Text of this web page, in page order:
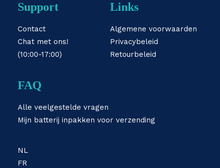
Support
Contact
Chat met ons!
(10:00-17:00)
Links
Algemene voorwaarden
Privacybeleid
Retourbeleid
FAQ
Alle veelgestelde vragen
Mijn batterij inpakken voor verzending
NL
FR